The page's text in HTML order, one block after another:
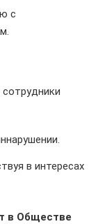
с
в интересах
в Обществе